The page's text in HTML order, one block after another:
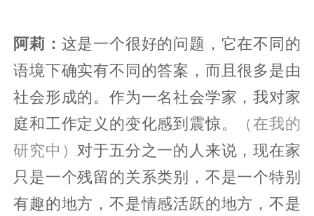
阿莉： 这是一个很好的问题，它在不同的
语境下确实有不同的答案，而且很多是由
社会形成的。作为一名社会学家，我对家
庭和工作定义的变化感到震惊。
（在我的
研究中） 对于五分之一的人来说，现在家
只是一个残留的关系类别，不是一个特别
有趣的地方，不是情感活跃的地方，不是